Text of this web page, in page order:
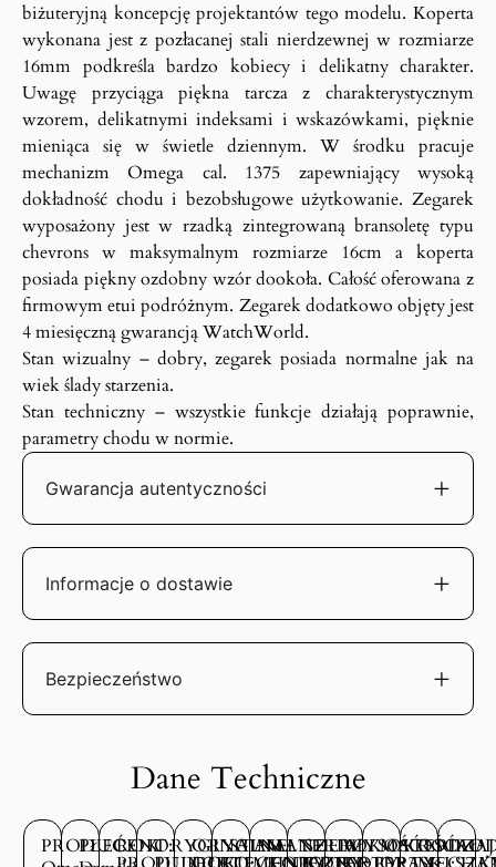
biżuteryjną koncepcję projektantów tego modelu. Koperta
wykonana jest z pozłacanej stali nierdzewnej w rozmiarze
16mm podkreśla bardzo kobiecy i delikatny charakter.
Uwagę przyciąga piękna tarcza z charakterystycznym
wzorem, delikatnymi indeksami i wskazówkami, pięknie
mieniąca się w świetle dziennym. W środku pracuje
mechanizm Omega cal. 1375 zapewniający wysoką
dokładność chodu i bezobsługowe użytkowanie. Zegarek
wyposażony jest w rzadką zintegrowaną bransoletę typu
chevrons w maksymalnym rozmiarze 16cm a koperta
posiada piękny ozdobny wzór dookoła. Całość oferowana z
firmowym etui podróżnym. Zegarek dodatkowo objęty jest
4 miesięczną gwarancją WatchWorld.
Stan wizualny – dobry, zegarek posiada normalne jak na
wiek ślady starzenia.
Stan techniczny – wszystkie funkcje działają poprawnie,
parametry chodu w normie.
Gwarancja autentyczności
Informacje o dostawie
Bezpieczeństwo
Dane Techniczne
PRODUCENT:
PŁEĆ:ROKORYGINALNE
ORYGINALNE
STANMATERIAŁ
SZEROKOŚĆ
WYSOKOŚĆ
MATERIAŁ
RODZAJ